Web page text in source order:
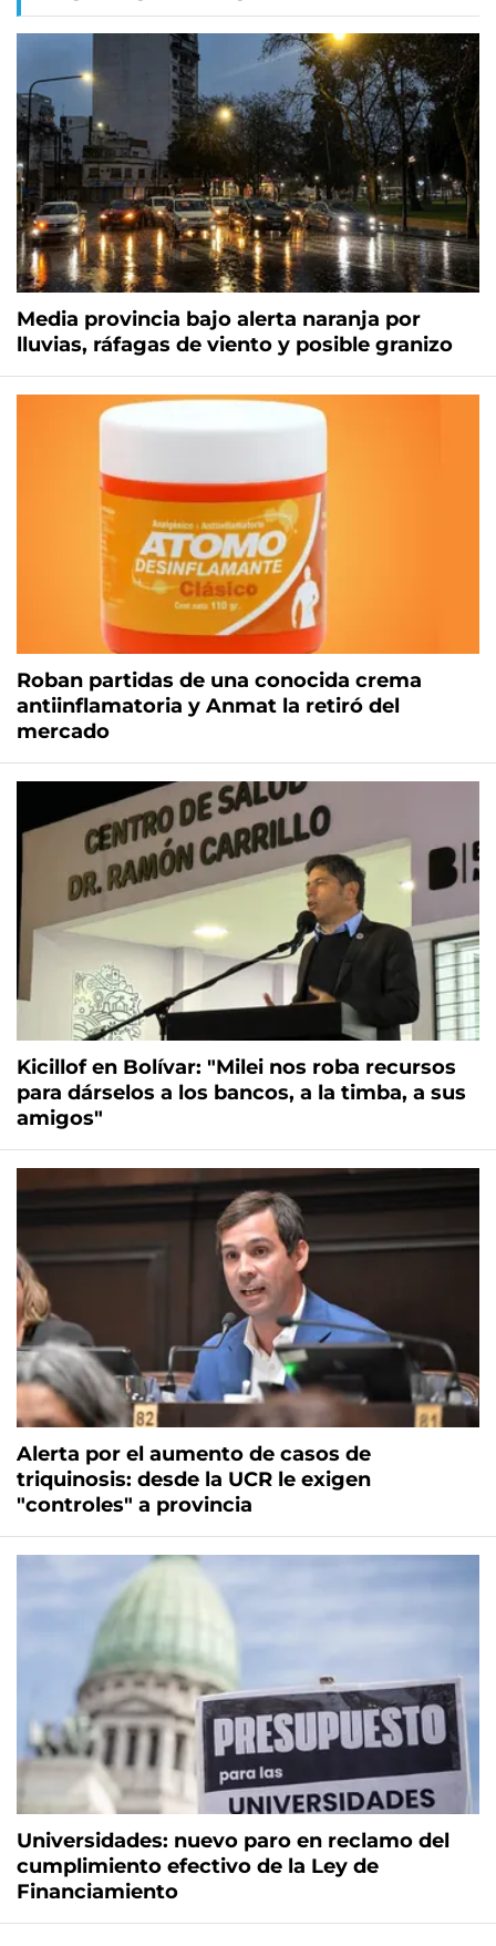
Media provincia bajo alerta naranja por
lluvias, ráfagas de viento y posible granizo
Roban partidas de una conocida crema
antiinflamatoria y Anmat la retiró del
mercado
Kicillof en Bolívar: "Milei nos roba recursos
para dárselos a los bancos, a la timba, a sus
amigos"
Alerta por el aumento de casos de
triquinosis: desde la UCR le exigen
"controles" a provincia
Universidades: nuevo paro en reclamo del
cumplimiento efectivo de la Ley de
Financiamiento